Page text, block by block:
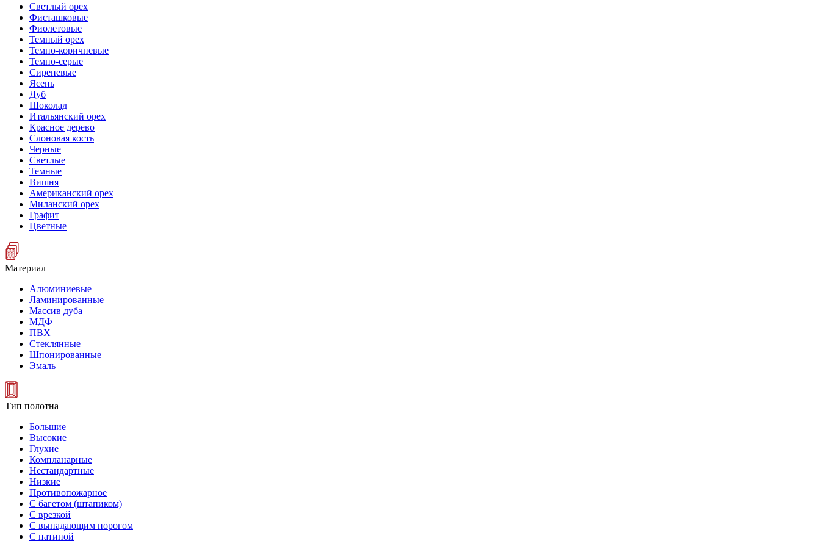
Светлый орех
Фисташковые
Фиолетовые
Темный орех
Темно-коричневые
Темно-серые
Сиреневые
Ясень
Дуб
Шоколад
Итальянский орех
Красное дерево
Слоновая кость
Черные
Светлые
Темные
Вишня
Американский орех
Миланский орех
Графит
Цветные
Материал
Алюминиевые
Ламинированные
Массив дуба
МДФ
ПВХ
Стеклянные
Шпонированные
Эмаль
Тип полотна
Большие
Высокие
Глухие
Компланарные
Нестандартные
Низкие
Противопожарное
С багетом (штапиком)
С врезкой
С выпадающим порогом
С патиной